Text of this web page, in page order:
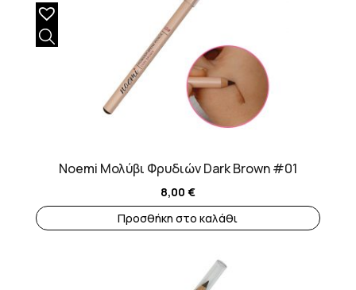
Noemi Μολύβι Φρυδιών Dark Brown #01
8,00 €
Προσθήκη στο καλάθι